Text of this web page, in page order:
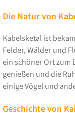
Die Natur von
Kabelsketal ist
Felder, Wälder und
ein schöner Ort zum
genießen und die
einige Vögel und
Geschichte von